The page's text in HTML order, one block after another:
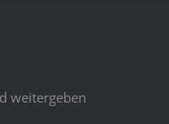
weitergeben